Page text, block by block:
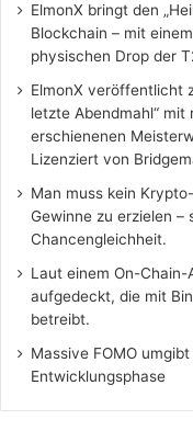
ElmonX bringt den
Blockchain – mit
physischen Drop der
ElmonX veröffentlicht
letzte Abendmahl“
erschienenen
Lizenziert von
Man muss kein
Gewinne zu erzielen
Chancengleichheit.
Laut einem On-
aufgedeckt, die mit
betreibt.
Massive FOMO
Entwicklungsphase